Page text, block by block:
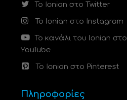
Το Ionian στο Twitter
Το Ionian στο Instagram
Το κανάλι του Ionian στο
YouTube
Το Ionian στο Pinterest
Πληροφορίες